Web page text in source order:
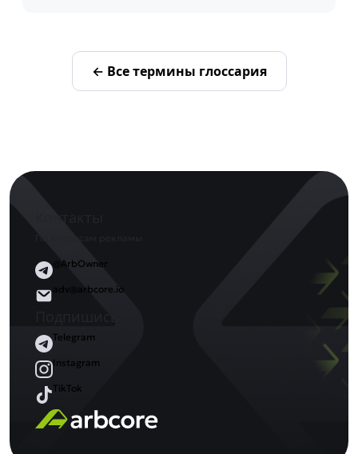
← Все термины глоссария
@ArbOwner
adv@arbcore.io
Telegram
Instagram
TikTok